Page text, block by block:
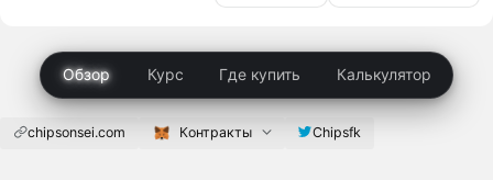
Обзор Курс Где купить Калькулятор
chipsonsei.com Контракты Chipsfk